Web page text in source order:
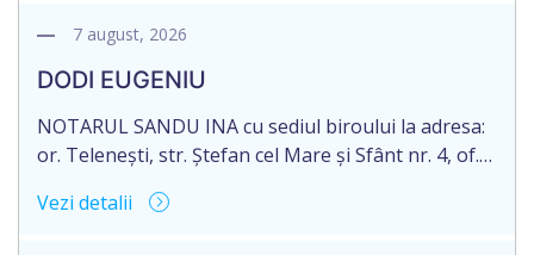
decedat/ă la 16 mai 2026. Eliberarea certificatului de
de 16.05.2027 termenul de opțiune pentru
acceptarea […]
7 august, 2026
DODI EUGENIU
NOTARUL SANDU INA cu sediul biroului la adresa:
or. Telenești, str. Ștefan cel Mare și Sfânt nr. 4, of.
succesorale în urma decesului cet. DODI EUGENIU,
Vezi detalii